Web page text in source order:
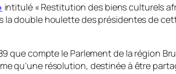
intitulé « Restitution des biens culturels
double houlette des présidentes de
que compte le Parlement de la région
qu’une résolution, destinée à être